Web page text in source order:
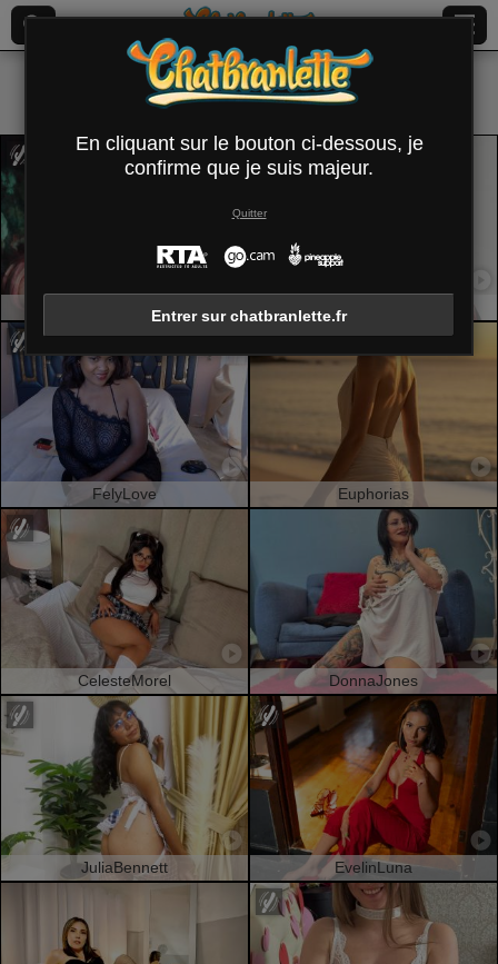
Tous (401) Français ×
JuliaFrancaise
FelyLove Euphorias
CelesteMorel DonnaJones
JuliaBennett EvelinLuna
En cliquant sur le bouton ci-dessous, je
confirme que je suis majeur.
Quitter
Entrer sur chatbranlette.fr